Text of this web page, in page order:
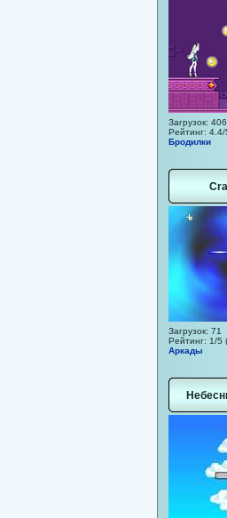
Загрузок:
Рейтинг: 4.4/
Бродилки
Загрузок: 71
Рейтинг: 1/5
Аркады